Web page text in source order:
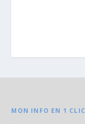
MON INFO EN 1 CLIC